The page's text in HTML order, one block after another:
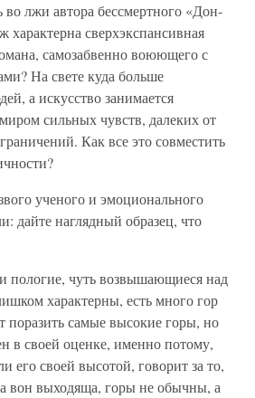
во лжи автора бессмертного «Дон-
характерна сверхэкспансивная
самозабвенно воюющего с
На свете куда больше
а искусство занимается
сильных чувств, далеких от
Как все это совместить
ученого и эмоционального
дайте наглядный образец, что
пологие, чуть возвышающиеся над
характерны, есть много гор
самые высокие горы, но
в своей оценке, именно потому,
его своей высотой, говорит за то,
вон выходяща, горы не обычны, а